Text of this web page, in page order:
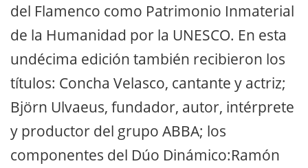
del Flamenco como Patrimonio Inmaterial
de la Humanidad por la UNESCO. En esta
undécima edición también recibieron los
títulos: Concha Velasco, cantante y actriz;
Björn Ulvaeus, fundador, autor, intérprete
y productor del grupo ABBA; los
componentes del Dúo Dinámico:Ramón